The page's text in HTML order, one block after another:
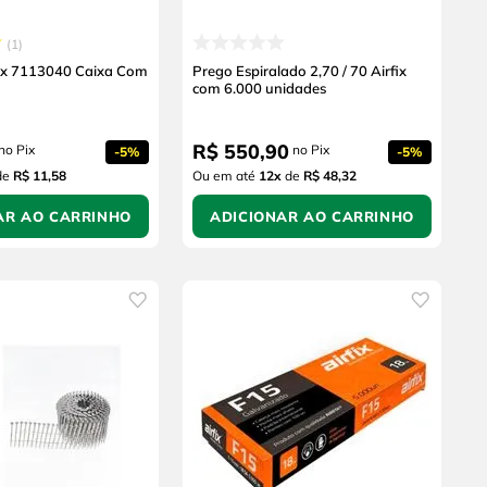
1
7113040 Caixa Com
Pix -5%
R$ 11,58
AO CARRINHO
Prego Espiralado 2,70 / 70 Airfix
com 6.000 unidades
R$ 550,90 no Pix -5%
Ou em até 12x de R$ 48,32
ADICIONAR AO CARRINHO